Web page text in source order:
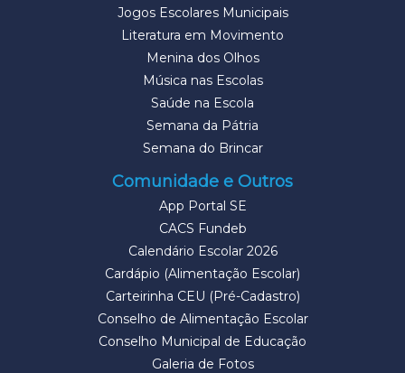
Jogos Escolares Municipais
Literatura em Movimento
Menina dos Olhos
Música nas Escolas
Saúde na Escola
Semana da Pátria
Semana do Brincar
Comunidade e Outros
App Portal SE
CACS Fundeb
Calendário Escolar 2026
Cardápio (Alimentação Escolar)
Carteirinha CEU (Pré-Cadastro)
Conselho de Alimentação Escolar
Conselho Municipal de Educação
Galeria de Fotos